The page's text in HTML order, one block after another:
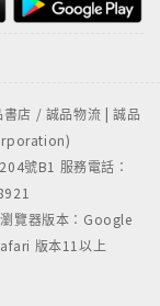
店 / 誠品物流 | 誠品
號B1 服務電話：
覽器版本：Google
版本11以上